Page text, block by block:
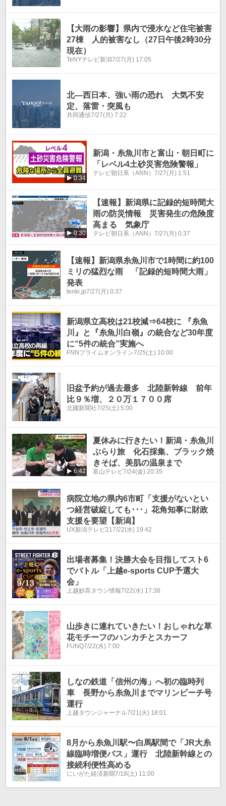
【大雨の影響】県内で浸水など住宅被害
27棟 人的被害なし（27日午後2時30分
現在）
TeNYテレビ新潟7/27(月) 17:05
北―西日本、強い雨の恐れ 大気不安
定、落雷・突風も
共同通信7/27(月) 7:22
0:34
新潟・糸魚川市と富山・朝日町に
「レベル4土砂災害危険警報」
テレビ朝日系（ANN） 7/27(月) 1:51
0:30
【速報】新潟県に記録的短時間大
雨の防災情報 災害発生の危険度
高まる 気象庁
テレビ朝日系（ANN） 7/27(月) 0:37
【速報】新潟県糸魚川市で1時間に約100
ミリの猛烈な雨 「記録的短時間大雨」
発表
tenki.jp7/27(月) 0:37
新潟県立高校は21校減⇒64校に 『糸魚
川』と『糸魚川白嶺』の統合など30年度
に“5件の統合”実施へ
FNNプライムオンライン7/25(土) 10:00
旧盆予約が過去最多 北陸新幹線 前年
比９％増、２０万１７００席
北國新聞社7/25(土) 5:00
6:42
夏休みに行きたい！新潟・糸魚川
ぶらり旅 化石採集、ブラック焼
きそば、美肌の温泉まで
富山テレビ7/24(金) 20:35
病院立地の県内6市町「支援がないとい
つ経営破綻しても･･･」花角知事に財政
支援を要望【新潟】
UX新潟テレビ21 7/22(水) 19:42
出場者募集！決勝大会を目指してスト6
でバトル「上越e-sports CUP予選大
会」
上越妙高タウン情報7/22(水) 17:38
山歩きに連れていきたい！おしゃれな草
花モチーフのハンカチとスカーフ
FUNQ7/22(水) 7:00
しなの鉄道「信州の海」へ初の臨時列
車 長野から糸魚川までマリンビーチ号
運行
上越タウンジャーナル7/21(火) 18:01
8月から糸魚川駅〜白馬駅間で「JR大糸
線臨時増便バス」運行 北陸新幹線との
接続利便性高める
にいがた経済新聞7/18(土) 11:00